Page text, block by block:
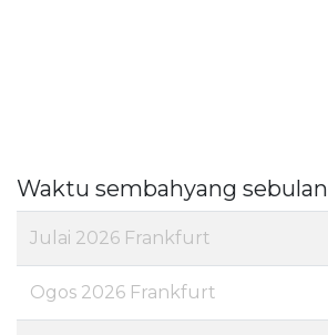
Waktu sembahyang sebulan
Julai 2026 Frankfurt
Ogos 2026 Frankfurt